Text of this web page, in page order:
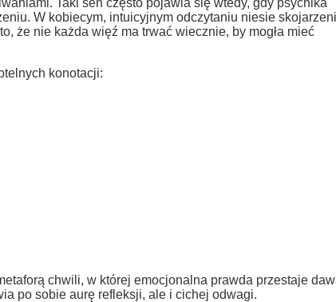
W kobiecym, intuicyjnym odczytaniu niesie
że nie każda więź ma trwać wiecznie, by mogła mieć
konotacji:
chwili, w której emocjonalna prawda przestaje
po sobie aurę refleksji, ale i cichej odwagi.